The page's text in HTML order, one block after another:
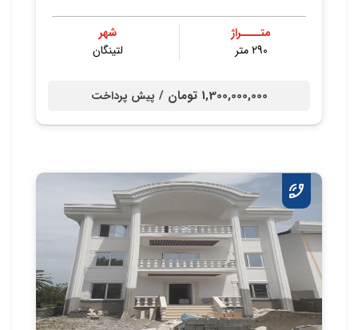
متــــراژ
290 متر
شهر
لتینگان
1,300,000,000 تومان / پیش پرداخت